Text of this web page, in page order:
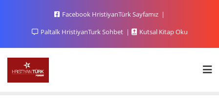
Facebook HristiyanTürk Sayfamız
Paltalk HristiyanTurk Sohbet
Kutsal Kitap Oku